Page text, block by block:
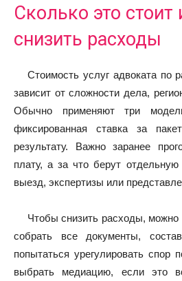
Сколько это стоит
снизить расходы
Стоимость услуг адвоката по
зависит от сложности дела,
Обычно применяют три
фиксированная ставка за
результату. Важно заранее
плату, а за что берут
выезд, экспертизы или
Чтобы снизить расходы, можно
собрать все документы,
попытаться урегулировать
выбрать медиацию, если это